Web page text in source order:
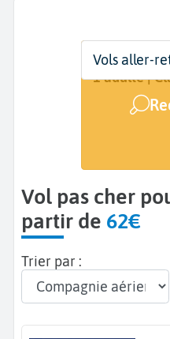
Départ
De...
Dates
Dates de
Voyageurs |
1 adulte |
Vols aller-
Vol pas cher
partir de 62€
Trier par :